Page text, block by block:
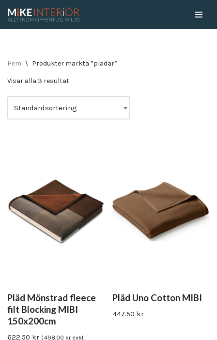
Hem \ Produkter märkta ”plädar”
Visar alla 3 resultat
Pläd Mönstrad fleece
filt Blocking MIBI
150x200cm
622.50 kr (498.00 krexkl.
Pläd Uno Cotton MIBI
447.50 kr